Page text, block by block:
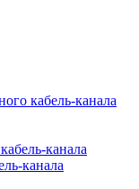
кабель-канала
канала
канала